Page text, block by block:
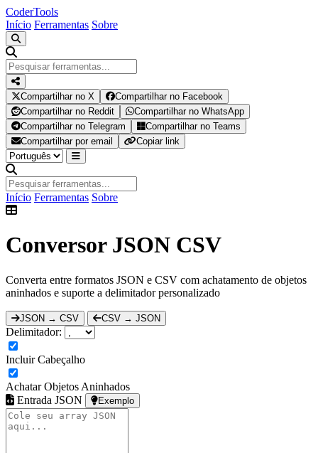
CoderTools
Início Ferramentas Sobre
Compartilhar no X
Compartilhar no Facebook
Compartilhar no Reddit
Compartilhar no WhatsApp
Compartilhar no Telegram
Compartilhar no Teams
Compartilhar por email
Copiar link
Início Ferramentas Sobre
Conversor JSON CSV
Converta entre formatos JSON e CSV com achatamento de objetos
aninhados e suporte a delimitador personalizado
JSON → CSV CSV → JSON
Delimitador:
Incluir Cabeçalho
Achatar Objetos Aninhados
Entrada JSON
Exemplo